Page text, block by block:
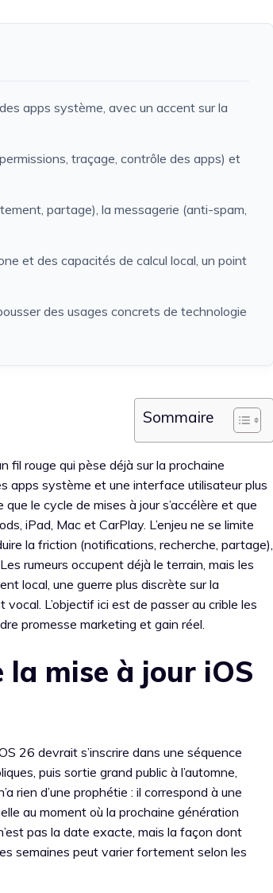
apps système, avec un accent sur la
traçage, contrôle des apps) et
partage), la messagerie (anti-spam,
et des capacités de calcul local, un point
des usages concrets de technologie
Sommaire
rouge qui pèse déjà sur la prochaine
apps système et une interface utilisateur plus
le cycle de mises à jour s’accélère et que
iPad, Mac et CarPlay. L’enjeu ne se limite
la friction (notifications, recherche, partage),
rumeurs occupent déjà le terrain, mais les
local, une guerre plus discrète sur la
L’objectif ici est de passer au crible les
promesse marketing et gain réel.
mise à jour iOS
26 devrait s’inscrire dans une séquence
puis sortie grand public à l’automne,
rien d’une prophétie : il correspond à une
au moment où la prochaine génération
pas la date exacte, mais la façon dont
semaines peut varier fortement selon les